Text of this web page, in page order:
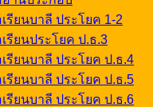
รียนบาลี ประโยค 1-2
รียนประโยค ป.ธ.3
รียนบาลี ประโยค ป.ธ.4
รียนบาลี ประโยค ป.ธ.5
รียนบาลี ประโยค ป.ธ.6